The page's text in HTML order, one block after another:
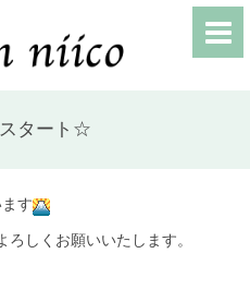
タート☆
す
ろしくお願いいたします。